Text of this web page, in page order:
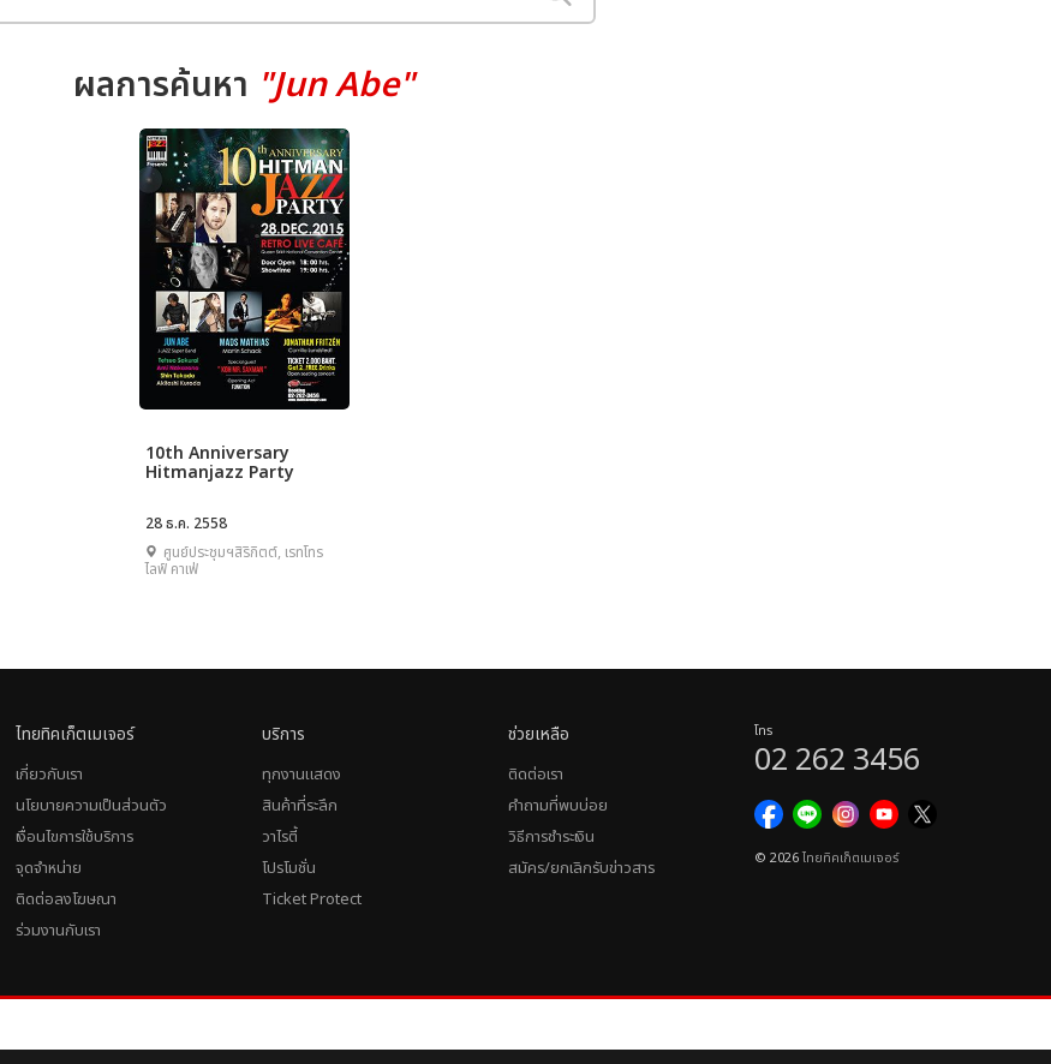
ผลการค้นหา "Jun Abe"
10th Anniversary
Hitmanjazz Party
28 ธ.ค. 2558
ศูนย์ประชุมฯสิริกิตต์, เรทโทร
ไลฟ์ คาเฟ่
ไทยทิคเก็ตเมเจอร์
เกี่ยวกับเรา
นโยบายความเป็นส่วนตัว
เงื่อนไขการใช้บริการ
จุดจำหน่าย
ติดต่อลงโฆษณา
ร่วมงานกับเรา
บริการ
ทุกงานแสดง
สินค้าที่ระลึก
วาไรตี้
โปรโมชั่น
Ticket Protect
ช่วยเหลือ
ติดต่อเรา
คำถามที่พบบ่อย
วิธีการชำระเงิน
สมัคร/ยกเลิกรับข่าวสาร
โทร
02 262 3456
© 2026ไทยทิคเก็ตเมเจอร์